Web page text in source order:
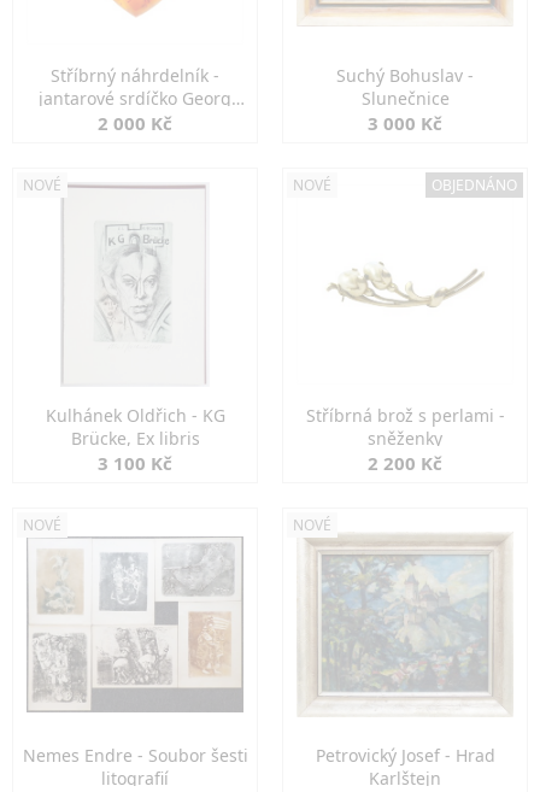
Stříbrný náhrdelník -
jantarové srdíčko Georg
Kramer
2 000 Kč
Suchý Bohuslav -
Slunečnice
3 000 Kč
NOVÉ
Kulhánek Oldřich - KG
Brücke, Ex libris
3 100 Kč
NOVÉ OBJEDNÁNO
Stříbrná brož s perlami -
sněženky
2 200 Kč
NOVÉ
Nemes Endre - Soubor šesti
litografií
NOVÉ
Petrovický Josef - Hrad
Karlštejn